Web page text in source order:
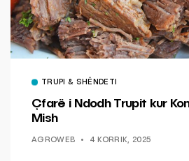
TRUPI & SHËNDETI
Çfarë i Ndodh Trupit kur
Mish
AGROWEB 4 KORRIK, 2025